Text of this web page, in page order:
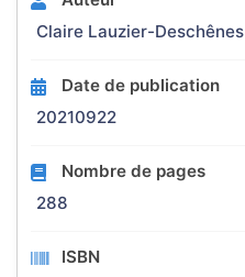
Claire Lauzier-Deschênes
Date de publication
20210922
Nombre de pages
288
ISBN